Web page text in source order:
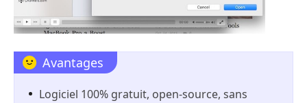
Avantages
Logiciel 100% gratuit, open-source, sans